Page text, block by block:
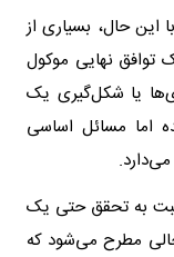
حال، بسیاری از
توافق نهایی موکول
یا شکل‌گیری یک
اما مسائل اساسی
به تحقق حتی یک
حالی مطرح می‌شود که